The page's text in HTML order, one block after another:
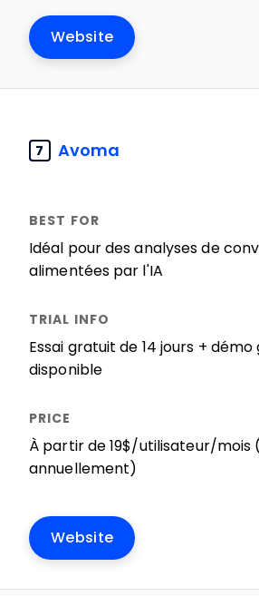
Website
7 Avoma
Idéal pour des analyses de
alimentées par l'IA
Essai gratuit de 14 jours +
disponible
À partir de 19$/utilisateur/mois
annuellement)
Website